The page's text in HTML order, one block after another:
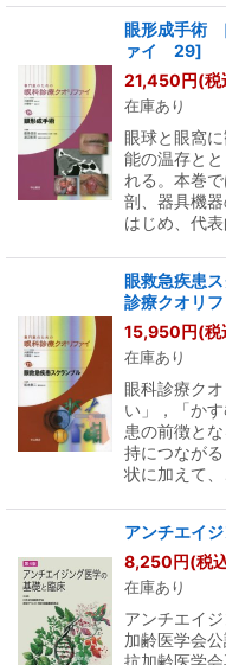
眼形成手術 [
ァイ 29]
21,450円(税
在庫あり
眼球と眼窩
能の温存と
れる。本巻
剖、器具機
はじめ、代
眼救急疾患
診療クオリ
15,950円(税
在庫あり
眼科診療ク
い」，「か
患の前徴と
持につなが
状に加えて
アンチエイ
8,250円(税
在庫あり
アンチエイ
加齢医学会
抗加齢医学